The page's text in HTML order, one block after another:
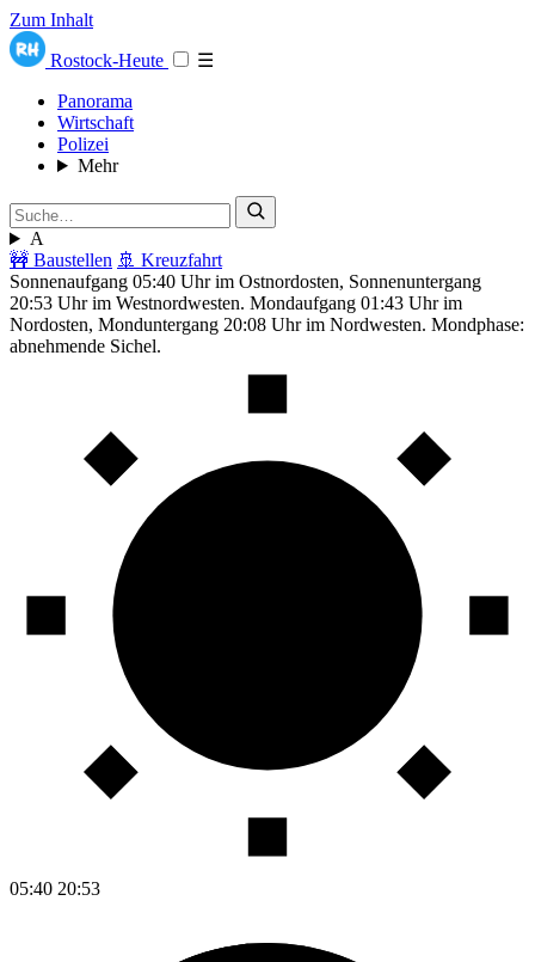
Zum Inhalt
Rostock-Heute
☰
Panorama
Wirtschaft
Polizei
Mehr
A
🚧 Baustellen 🚢 Kreuzfahrt
Sonnenaufgang 05:40 Uhr im Ostnordosten, Sonnenuntergang
20:53 Uhr im Westnordwesten. Mondaufgang 01:43 Uhr im
Nordosten, Monduntergang 20:08 Uhr im Nordwesten. Mondphase:
abnehmende Sichel.
05:40 20:53